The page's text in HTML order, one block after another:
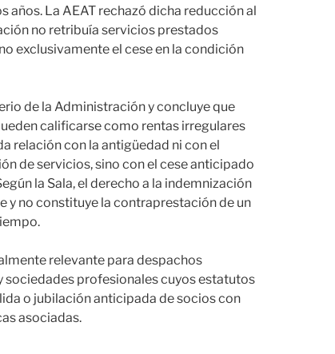
años. La AEAT rechazó dicha reducción al
no retribuía servicios prestados
exclusivamente el cese en la condición
de la Administración y concluye que
calificarse como rentas irregulares
relación con la antigüedad ni con el
de servicios, sino con el cese anticipado
la Sala, el derecho a la indemnización
y no constituye la contraprestación de un
relevante para despachos
sociedades profesionales cuyos estatutos
o jubilación anticipada de socios con
asociadas.